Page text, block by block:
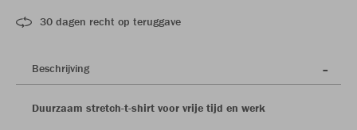
30 dagen recht op teruggave
Beschrijving
Duurzaam stretch-t-shirt voor vrije tijd en werk